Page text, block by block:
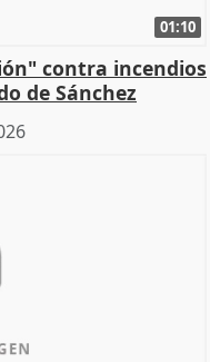
01:10
contra incendios
de Sánchez